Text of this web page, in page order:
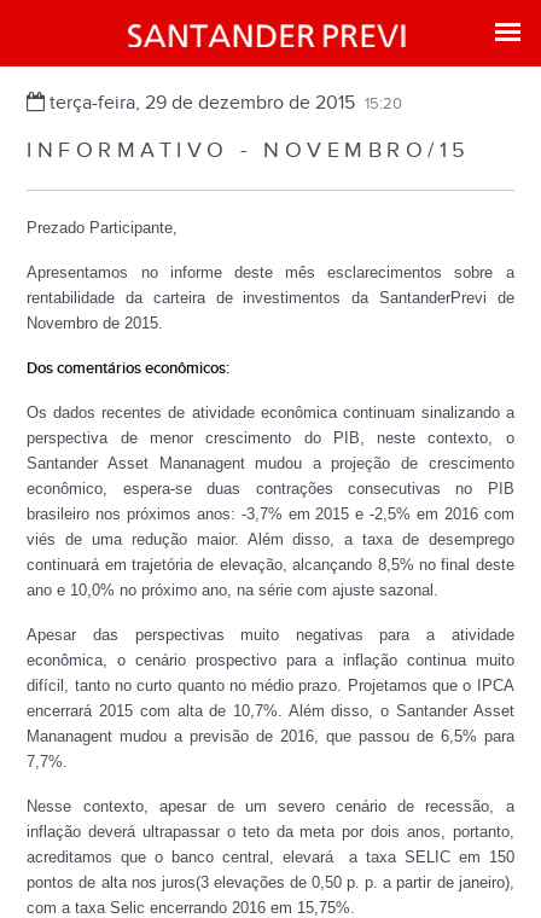
terça-feira, 29 de dezembro de 201515:20
INFORMATIVO - NOVEMBRO/15
Prezado Participante,
Apresentamos no informe deste mês esclarecimentos sobre a
rentabilidade da carteira de investimentos da SantanderPrevi de
Novembro de 2015.
Dos comentários econômicos:
Os dados recentes de atividade econômica continuam sinalizando a
perspectiva de menor crescimento do PIB, neste contexto, o
Santander Asset Mananagent mudou a projeção de crescimento
econômico, espera-se duas contrações consecutivas no PIB
brasileiro nos próximos anos: -3,7% em 2015 e -2,5% em 2016 com
viés de uma redução maior. Além disso, a taxa de desemprego
continuará em trajetória de elevação, alcançando 8,5% no final deste
ano e 10,0% no próximo ano, na série com ajuste sazonal.
Apesar das perspectivas muito negativas para a atividade
econômica, o cenário prospectivo para a inflação continua muito
difícil, tanto no curto quanto no médio prazo. Projetamos que o IPCA
encerrará 2015 com alta de 10,7%. Além disso, o Santander Asset
Mananagent mudou a previsão de 2016, que passou de 6,5% para
7,7%.
Nesse contexto, apesar de um severo cenário de recessão, a
inflação deverá ultrapassar o teto da meta por dois anos, portanto,
acreditamos que o banco central, elevará a taxa SELIC em 150
pontos de alta nos juros(3 elevações de 0,50 p. p. a partir de janeiro),
com a taxa Selic encerrando 2016 em 15,75%.